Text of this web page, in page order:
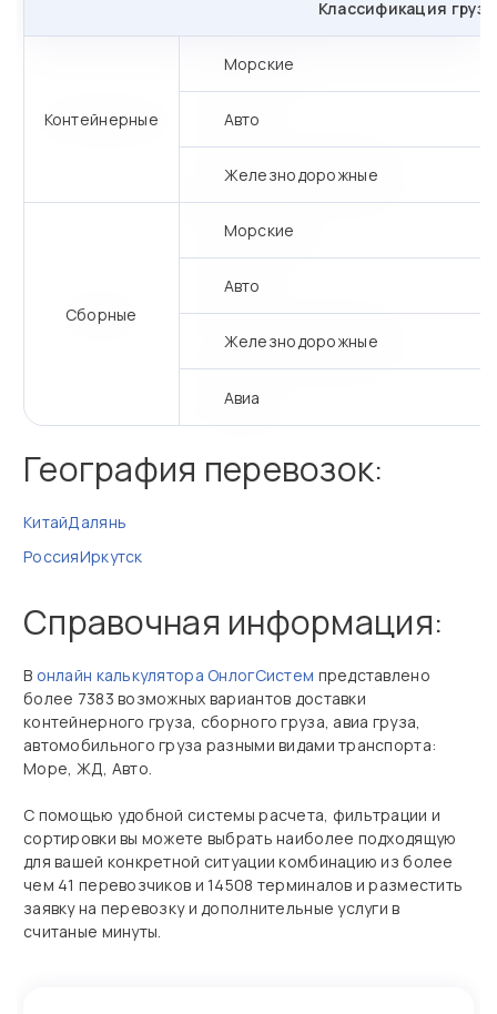
Классификация
Контейнерные
Морские
Авто
Железнодорожные
Сборные
Морские
Авто
Железнодорожные
Авиа
География перевозок:
КитайДалянь
РоссияИркутск
Справочная информация:
В онлайн калькулятора ОнлогСистем представлено
более 7383 возможных вариантов доставки
контейнерного груза, сборного груза, авиа груза,
автомобильного груза разными видами транспорта:
Море, ЖД, Авто.
С помощью удобной системы расчета, фильтрации и
сортировки вы можете выбрать наиболее подходящую
для вашей конкретной ситуации комбинацию из более
чем 41 перевозчиков и 14508 терминалов и разместить
заявку на перевозку и дополнительные услуги в
считаные минуты.